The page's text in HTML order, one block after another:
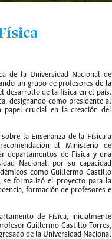
de la Universidad Nacional de
un grupo de profesores de la
desarrollo de la física en el país.
designando como presidente al
papel crucial en la creación del
la Enseñanza de la Física a
al Ministerio de
departamentos de Física y una
Nacional, por su capacidad
como Guillermo Castillo
se formalizó el proyecto para la
formación de profesores e
de Física, inicialmente
Guillermo Castillo Torres,
de la Universidad Nacional